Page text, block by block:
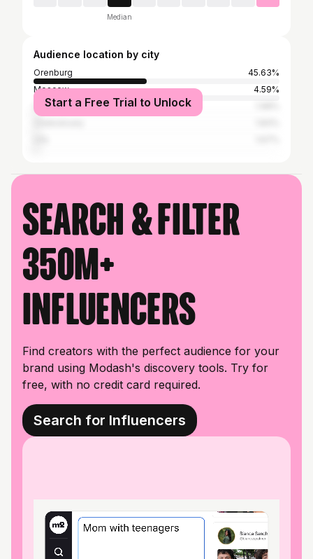
Median
Audience location by city
Orenburg
45.63%
Moscow
4.59%
Saratov
Start a Free Trial to Unlock
Search & filter
350M+
influencers
Find creators with the perfect audience for your
brand using Modash's discovery tools. Try for
free, with no credit card required.
Search for Influencers